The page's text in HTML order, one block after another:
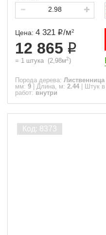
Цена: 4 321 /м2
12 865
= 1 штука (2,98м2)
Порода дерева: Лиственница
мм: 9 Длина, м: 2.44 Штук
работ: внутри